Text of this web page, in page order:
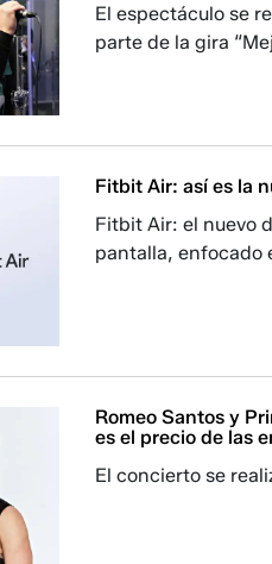
El espectáculo se
parte de la gira
Fitbit Air: así es la
Fitbit Air: el nuevo
pantalla, enfocado
Romeo Santos y
es el precio de las
El concierto se